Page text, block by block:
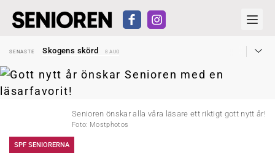
SENASTE
Skogens skörd
8 AUG
SENASTE
Reform för äldre kan bli slag i luften
31 JUL
Kravet: Nu måste 65-årsgränsen bort
SENASTE
Dom öppnar för rätt till garantipension
Hyror rusar ifrån äldres bostadstillägg
28 JUL
Skogens skörd 8 AUG
Senioren önskar alla våra läsare ett riktigt gott nytt år!
Foto: Mostphotos
SPF SENIORERNA